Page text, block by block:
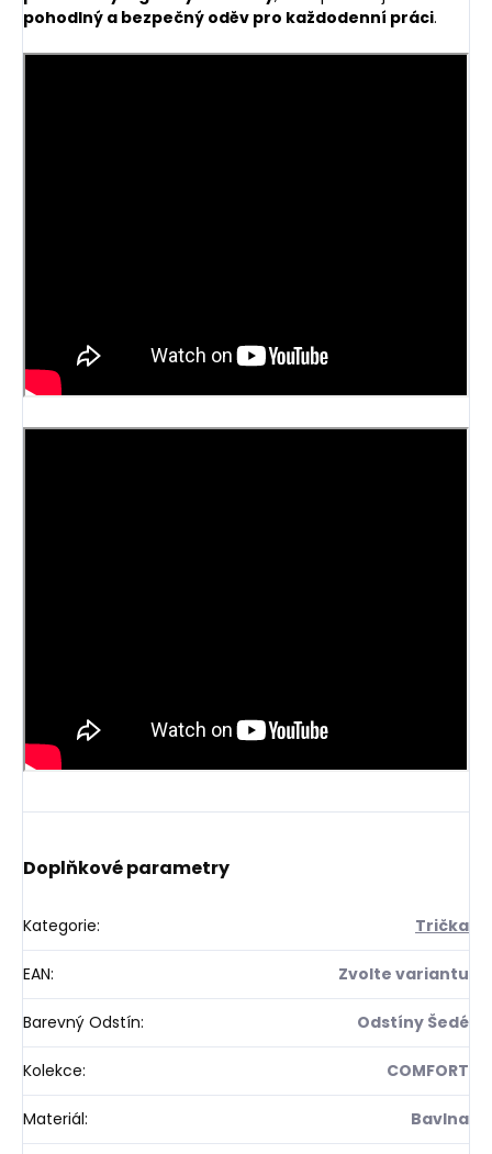
pohodlný a bezpečný oděv pro každodenní práci.
Doplňkové parametry
Kategorie: Trička
EAN: Zvolte variantu
Barevný Odstín: Odstíny Šedé
Kolekce: COMFORT
Materiál: Bavlna